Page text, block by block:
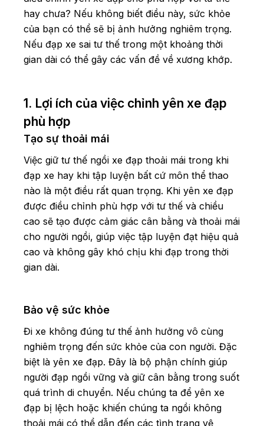
hay chưa? Nếu không biết điều này, sức khỏe
của bạn có thể sẽ bị ảnh hưởng nghiêm trọng.
Nếu đạp xe sai tư thế trong một khoảng thời
gian dài có thể gây các vấn đề về xương khớp.
1. Lợi ích của việc chỉnh yên xe đạp
phù hợp
Tạo sự thoải mái
Việc giữ tư thế ngồi xe đạp thoải mái trong khi
đạp xe hay khi tập luyện bất cứ môn thể thao
nào là một điều rất quan trọng. Khi yên xe đạp
được điều chỉnh phù hợp với tư thế và chiều
cao sẽ tạo được cảm giác cân bằng và thoải mái
cho người ngồi, giúp việc tập luyện đạt hiệu quả
cao và không gây khó chịu khi đạp trong thời
gian dài.
Bảo vệ sức khỏe
Đi xe không đúng tư thế ảnh hưởng vô cùng
nghiêm trọng đến sức khỏe của con người. Đặc
biệt là yên xe đạp. Đây là bộ phận chính giúp
người đạp ngồi vững và giữ cân bằng trong suốt
quá trình di chuyển. Nếu chúng ta để yên xe
đạp bị lệch hoặc khiến chúng ta ngồi không
thoải mái có thể dẫn đến các tình trạng vệ